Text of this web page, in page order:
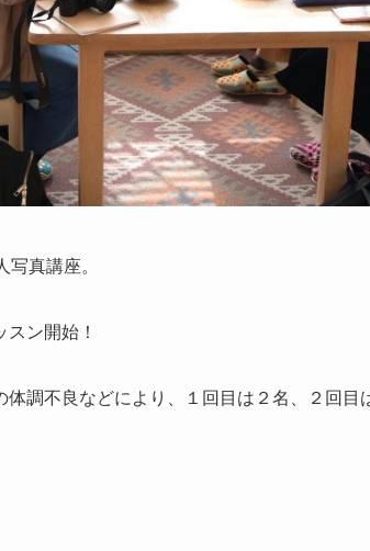
真講座。
ン開始！
調不良などにより、１回目は２名、２回目